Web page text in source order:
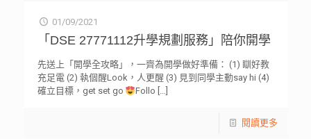
01/09/2021
「DSE 27771112升學規劃服務」陪你開學
先送上「開學全攻略」，一齊為開學做好準備： (1) 瞓好教
充足電 (2) 執個醒Look，人更醒 (3) 見到同學主動say hi (4)
確立目標，get set go
Follo […]
閱讀更多